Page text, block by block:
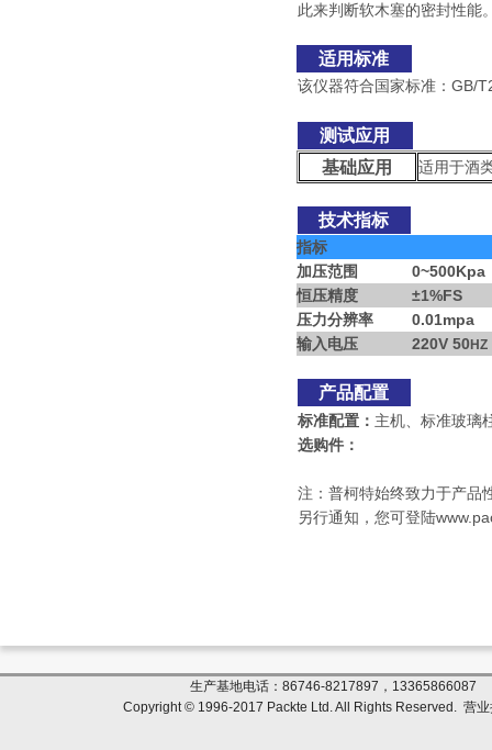
此来判断软木塞的密封性能
适用标准
该仪器符合国家标准：GB/
测试应用
基础应用
适用于酒
技术指标
指标
加压范围
0~500Kpa
恒压精度
±1%FS
压力分辨率
0.01mpa
输入电压
220V 50HZ
产品配置
标准配置： 主机、标准玻璃
选购件：
注：普柯特始终致力于产品
另行通知，您可登陆
生产基地电话：86746-8217897，13365866087
Copyright © 1996-2017 Packte Ltd. All Rights Reserved. 营